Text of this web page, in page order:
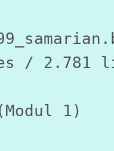
/ 2.781
1)